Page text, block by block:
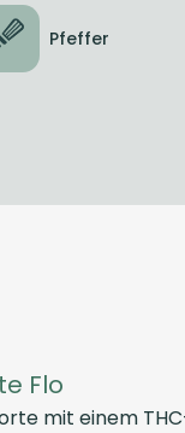
Pfeffer
Flo
mit einem